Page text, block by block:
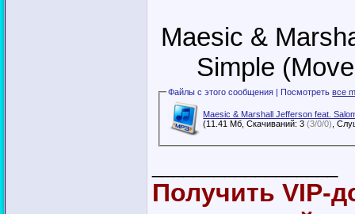
Maesic &
Simple
Файлы с этого сообщения | Посмотретьвсе
Maesic & Marshall Jefferson feat.
(11.41 Мб, Скачиваний: 3(3/0/0)
Получить VIP-